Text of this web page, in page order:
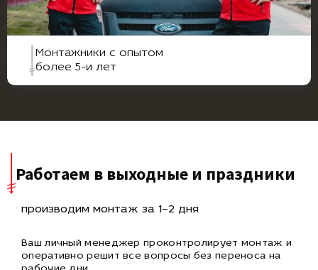
Монтажники с опытом
более 5-и лет
Работаем в выходные и праздники
производим монтаж за 1–2 дня
Ваш личный менеджер проконтролирует монтаж и
оперативнорешит все вопросы без переноса на